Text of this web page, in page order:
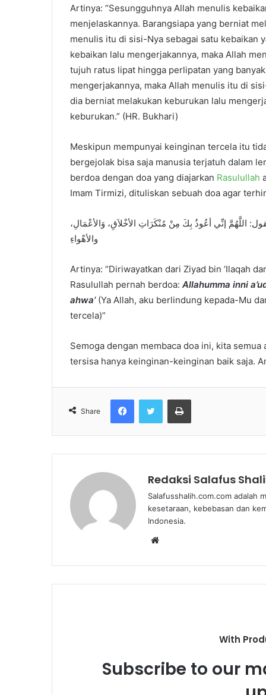
Artinya: “Sesungguhnya Allah menulis
menjelaskannya. Barangsiapa yang berniat
menulis itu di sisi-Nya sebagai satu kebaikan
kebaikan lalu mengerjakannya, maka Allah
tujuh ratus lipat hingga perlipatan yang
mengerjakannya, maka Allah menulis itu di
dia berniat melakukan keburukan lalu
keburukan.” (HR. Bukhari)
Meskipun mempunyai keinginan tercela itu
bergejolak bisa saja manusia terjatuh dalam
berdoa dengan doa yang diajarkan Rasulullah
Imam Tirmizi, dituliskan sebuah doa agar
اللَّهُمَّ إنِّي أعُوذُ بِكَ مِنْ مُنْكَرَاتِ الأخْلاَقِ، وَالأعْمَالِ،
والأهْواءِ
Artinya: “Diriwayatkan dari Ziyad bin ‘Ilaqah
Rasulullah pernah berdoa: Allahumma inni
ahwa’(Ya Allah, aku berlindung kepada-Mu
tercela)”
Semoga dengan membaca doa ini, kita
tersisa hanya keinginan-keinginan baik saja.
Share
Redaksi Salafus
Salafusshalih.com.com adalah
kesetaraan, kebebasan dan
Indonesia.
b
s
With
Subscribe to our